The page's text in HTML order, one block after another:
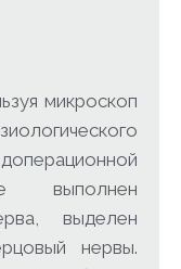
микроскоп
выполнен
выделен
нервы.